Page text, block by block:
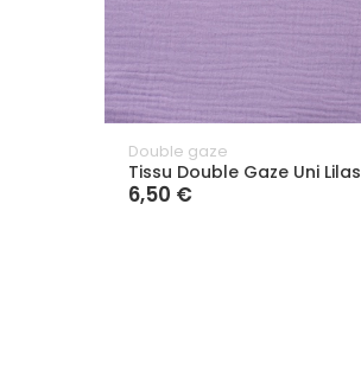
Double gaze
Tissu Double Gaze Uni Lilas
6,50 €